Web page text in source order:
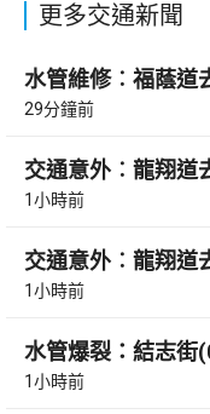
更多交通新聞
水管維修︰福蔭道
29分鐘前
交通意外︰龍翔道
1小時前
交通意外︰龍翔道
1小時前
水管爆裂：結志街
1小時前